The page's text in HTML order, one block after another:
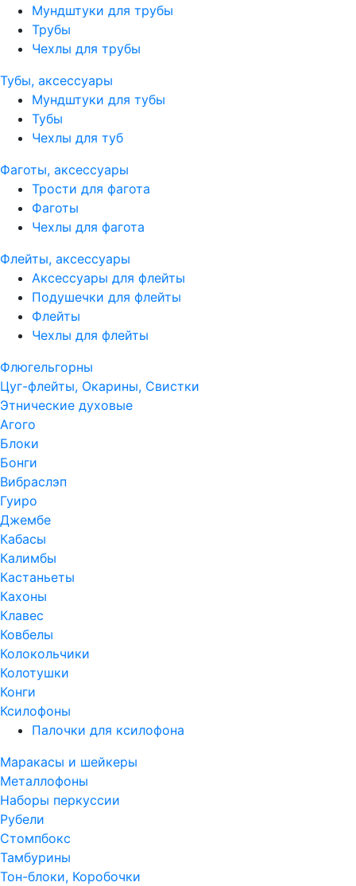
Мундштуки для трубы
Трубы
Чехлы для трубы
Тубы, аксессуары
Мундштуки для тубы
Тубы
Чехлы для туб
Фаготы, аксессуары
Трости для фагота
Фаготы
Чехлы для фагота
Флейты, аксессуары
Аксессуары для флейты
Подушечки для флейты
Флейты
Чехлы для флейты
Флюгельгорны
Цуг-флейты, Окарины, Свистки
Этнические духовые
Агого
Блоки
Бонги
Вибраслэп
Гуиро
Джембе
Кабасы
Калимбы
Кастаньеты
Кахоны
Клавес
Ковбелы
Колокольчики
Колотушки
Конги
Ксилофоны
Палочки для ксилофона
Маракасы и шейкеры
Металлофоны
Наборы перкуссии
Рубели
Стомпбокс
Тамбурины
Тон-блоки, Коробочки